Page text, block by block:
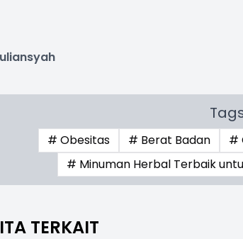
# Obesitas # Berat Badan
#
# Minuman Herbal Terbaik
TERKAIT